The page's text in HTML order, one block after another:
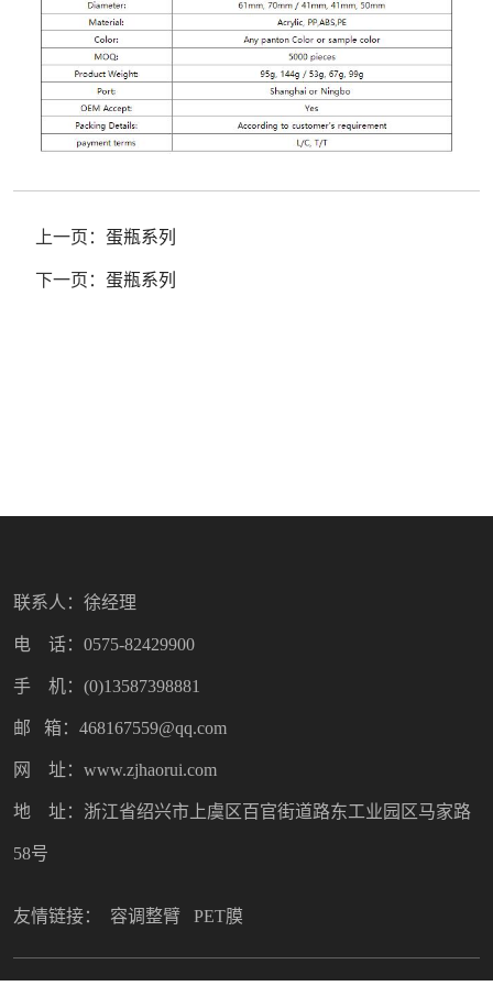
上一页： 蛋瓶系列
下一页： 蛋瓶系列
联系人：徐经理
电 话：0575-82429900
手 机：(0)13587398881
邮 箱：468167559@qq.com
网 址：www.zjhaorui.com
地 址：浙江省绍兴市上虞区百官街道路东工业园区马家路
58号
友情链接： 容调整臂 PET膜